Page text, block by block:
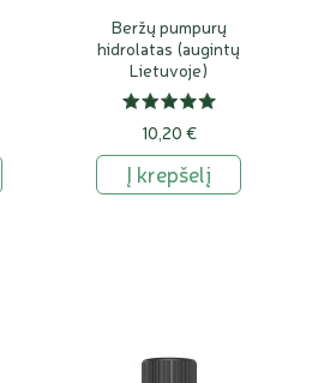
Beržų pumpurų
hidrolatas (augintų
Lietuvoje)
10,20 €
Į krepšelį